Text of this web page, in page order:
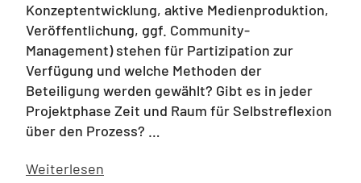
Konzeptentwicklung, aktive Medienproduktion,
Veröffentlichung, ggf. Community-
Management) stehen für Partizipation zur
Verfügung und welche Methoden der
Beteiligung werden gewählt? Gibt es in jeder
Projektphase Zeit und Raum für Selbstreflexion
über den Prozess? …
Weiterlesen